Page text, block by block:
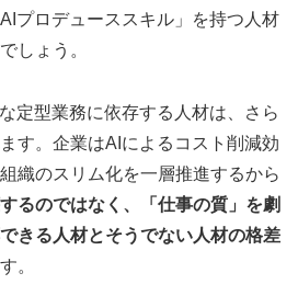
プロデューススキル」を持つ人材
しょう。
定型業務に依存する人材は、さら
す。企業はAIによるコスト削減効
織のスリム化を一層推進するから
るのではなく、「仕事の質」を劇
きる人材とそうでない人材の格差
。